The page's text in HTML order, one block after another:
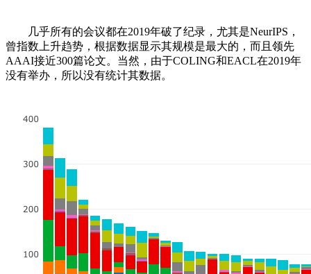
几乎所有的会议都在2019年破了纪录，尤其是NeurIPS，
曾指数上升趋势，根据数据显示其规模是最大的，而且领先
AAAI接近300篇论文。当然，由于COLING和EACL在2019年
没有举办，所以没有统计其数据。